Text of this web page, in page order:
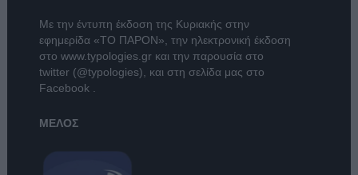
Με την έντυπη έκδοση της Κυριακής στην
εφημερίδα «ΤΟ ΠΑΡΟΝ» , την ηλεκτρονική έκδοση
στο www.typologies.grκαι την παρουσία στο
twitter (@typologies) , και στη σελίδα μας στο
Facebook
ΜΕΛΟΣ